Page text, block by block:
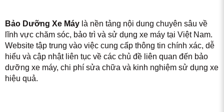
Bảo Dưỡng Xe Máylà nền tảng nội dung chuyên sâu về
lĩnh vực chăm sóc, bảo trì và sử dụng xe máy tại Việt Nam.
Website tập trung vào việc cung cấp thông tin chính xác, dễ
hiểu và cập nhật liên tục về các chủ đề liên quan đến bảo
dưỡng xe máy, chi phí sửa chữa và kinh nghiệm sử dụng xe
hiệu quả.